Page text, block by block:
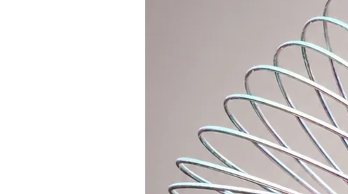
Obruč je vybavena protiskluzovou
snad všechny barvy spektra (můžete si
aby byla skoro neviditelná, a nebo
jiné barvy - fantazii se meze nekladou! -
NAPIŠTE DO POZNÁMKY
Pokud stále potřebujete radu,